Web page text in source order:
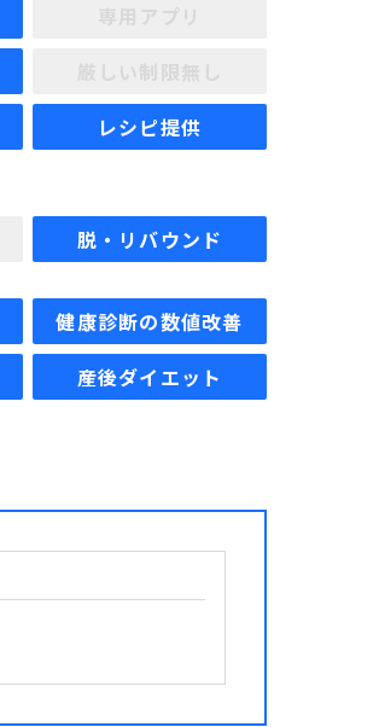
レシピ提供
脱・リバウンド
健康診断の数値改善
産後ダイエット